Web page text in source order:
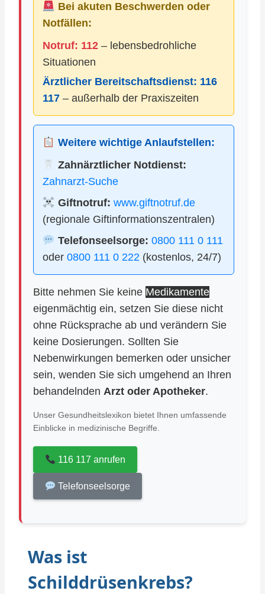
Bei akuten Beschwerden oder
Notfällen:
Notruf: 112 – lebensbedrohliche
Situationen
Ärztlicher Bereitschaftsdienst: 116
117 – außerhalb der Praxiszeiten
Weitere wichtige Anlaufstellen:
Zahnärztlicher Notdienst:
Zahnarzt-Suche
Giftnotruf: www.giftnotruf.de
(regionale Giftinformationszentralen)
Telefonseelsorge: 0800 111 0 111
oder 0800 111 0 222 (kostenlos, 24/7)
Bitte nehmen Sie keine Medikamente
eigenmächtig ein, setzen Sie diese nicht
ohne Rücksprache ab und verändern Sie
keine Dosierungen. Sollten Sie
Nebenwirkungen bemerken oder unsicher
sein, wenden Sie sich umgehend an Ihren
behandelnden Arzt oder Apotheker.
Unser Gesundheitslexikon bietet Ihnen umfassende
Einblicke in medizinische Begriffe.
116 117 anrufen
Telefonseelsorge
Was ist
Schilddrüsenkrebs?